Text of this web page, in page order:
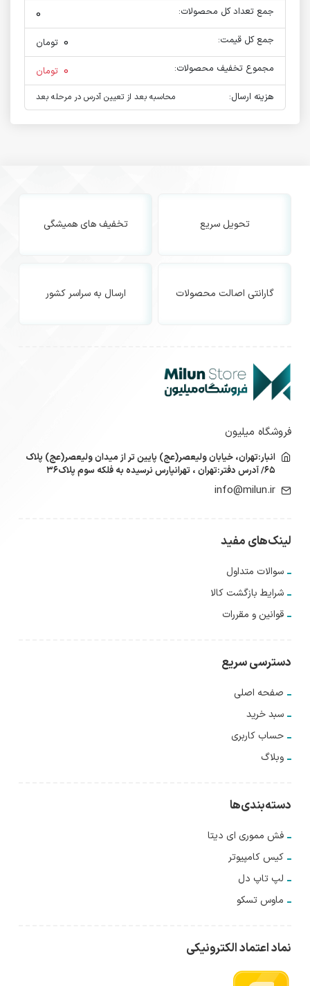
جمع تعداد کل محصولات: 0
جمع کل قیمت: 0 تومان
مجموع تخفیف محصولات:
0 تومان
هزینه ارسال:
محاسبه بعد از تعیین آدرس در مرحله بعد
تحویل سریع تخفیف های همیشگی
گارانتی اصالت محصولات ارسال به سراسر کشور
فروشگاه میلیون
انبار:تهران، خیابان ولیعصر(عج) پایین تر از میدان ولیعصر(عج) پلاک
۶۵/ آدرس دفتر:تهران ، تهرانپارس نرسیده به فلکه سوم پلاک۳۶
info@milun.ir
لینک‌های مفید
سوالات متداول
شرایط بازگشت کالا
قوانین و مقررات
دسترسی سریع
صفحه اصلی
سبد خرید
حساب کاربری
وبلاگ
دسته‌بندی‌ها
فش مموری ای دیتا
کیس کامپیوتر
لپ تاپ دل
ماوس تسکو
نماد اعتماد الکترونیکی